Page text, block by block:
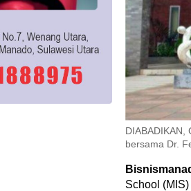
bersama Dr.
School